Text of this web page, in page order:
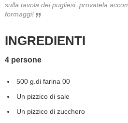
DIETA
GUIDE
FORUM
sulla tavola dei pugliesi, provatela
formaggi!
INGREDIENTI
4 persone
500 g.di farina 00
Un pizzico di sale
Un pizzico di zucchero